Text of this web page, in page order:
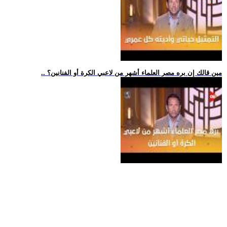
.. مين قالك إن بره مصر العلماء أشهر من لاعبي الكرة أو الفنانين؟